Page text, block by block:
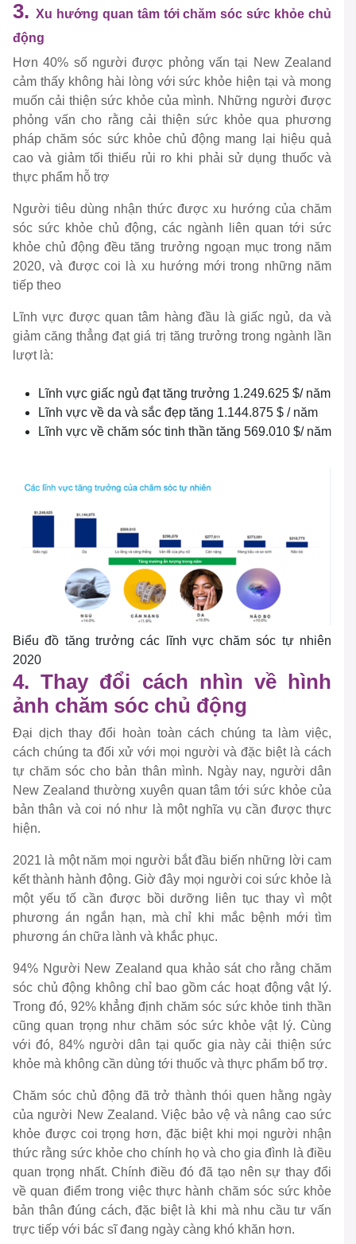
3. Xu hướng quan tâm tới chăm sóc sức khỏe chủ
động
Hơn 40% số người được phỏng vấn tại New Zealand
cảm thấy không hài lòng với sức khỏe hiện tại và mong
muốn cải thiện sức khỏe của mình. Những người được
phỏng vấn cho rằng cải thiện sức khỏe qua phương
pháp chăm sóc sức khỏe chủ động mang lại hiệu quả
cao và giảm tối thiểu rủi ro khi phải sử dụng thuốc và
thực phẩm hỗ trợ
Người tiêu dùng nhận thức được xu hướng của chăm
sóc sức khỏe chủ động, các ngành liên quan tới sức
khỏe chủ động đều tăng trưởng ngoạn mục trong năm
2020, và được coi là xu hướng mới trong những năm
tiếp theo
Lĩnh vực được quan tâm hàng đầu là giấc ngủ, da và
giảm căng thẳng đạt giá trị tăng trưởng trong ngành lần
lượt là:
Lĩnh vực giấc ngủ đạt tăng trưởng 1.249.625 $/ năm
Lĩnh vực về da và sắc đẹp tăng 1.144.875 $ / năm
Lĩnh vực về chăm sóc tinh thần tăng 569.010 $/ năm
Biểu đồ tăng trưởng các lĩnh vực chăm sóc tự nhiên
2020
4. Thay đổi cách nhìn về hình
ảnh chăm sóc chủ động
Đại dịch thay đổi hoàn toàn cách chúng ta làm việc,
cách chúng ta đối xử với mọi người và đặc biệt là cách
tự chăm sóc cho bản thân mình. Ngày nay, người dân
New Zealand thường xuyên quan tâm tới sức khỏe của
bản thân và coi nó như là một nghĩa vụ cần được thực
hiện.
2021 là một năm mọi người bắt đầu biến những lời cam
kết thành hành động. Giờ đây mọi người coi sức khỏe là
một yếu tố cần được bồi dưỡng liên tục thay vì một
phương án ngắn hạn, mà chỉ khi mắc bệnh mới tìm
phương án chữa lành và khắc phục.
94% Người New Zealand qua khảo sát cho rằng chăm
sóc chủ động không chỉ bao gồm các hoạt động vật lý.
Trong đó, 92% khẳng định chăm sóc sức khỏe tinh thần
cũng quan trọng như chăm sóc sức khỏe vật lý. Cùng
với đó, 84% người dân tại quốc gia này cải thiện sức
khỏe mà không cần dùng tới thuốc và thực phẩm bổ trợ.
Chăm sóc chủ động đã trở thành thói quen hằng ngày
của người New Zealand. Việc bảo vệ và nâng cao sức
khỏe được coi trọng hơn, đặc biệt khi mọi người nhận
thức rằng sức khỏe cho chính họ và cho gia đình là điều
quan trọng nhất. Chính điều đó đã tạo nên sự thay đổi
về quan điểm trong việc thực hành chăm sóc sức khỏe
bản thân đúng cách, đặc biệt là khi mà nhu cầu tư vấn
trực tiếp với bác sĩ đang ngày càng khó khăn hơn.